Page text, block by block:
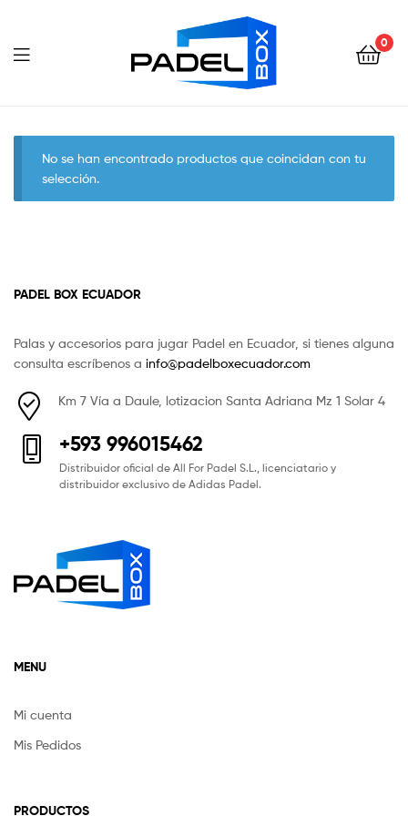
Box
0
Ecuador
No se han encontrado productos que coincidan con tu
selección.
PADEL BOX ECUADOR
Palas y accesorios para jugar Padel en Ecuador, si tienes alguna
consulta escríbenos a info@padelboxecuador.com
Km 7 Vía a Daule, lotizacion Santa Adriana Mz 1 Solar 4
+593 996015462
Distribuidor oficial de All For Padel S.L., licenciatario y
distribuidor exclusivo de Adidas Padel.
MENU
Mi cuenta
Mis Pedidos
PRODUCTOS